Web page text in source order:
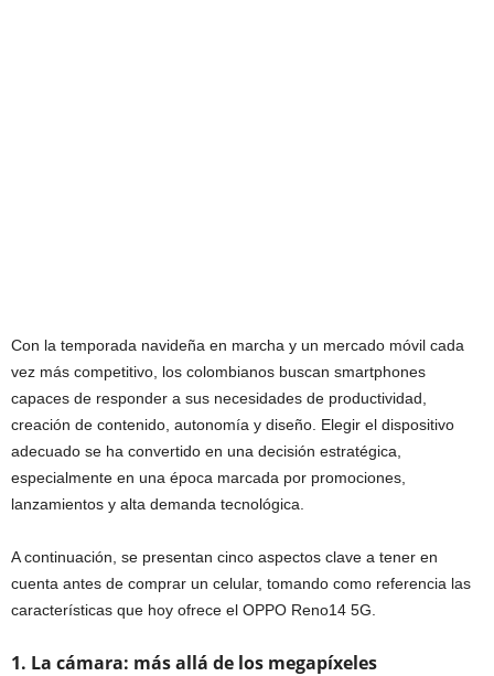
Con la temporada navideña en marcha y un mercado móvil cada
vez más competitivo, los colombianos buscan smartphones
capaces de responder a sus necesidades de productividad,
creación de contenido, autonomía y diseño. Elegir el dispositivo
adecuado se ha convertido en una decisión estratégica,
especialmente en una época marcada por promociones,
lanzamientos y alta demanda tecnológica.
A continuación, se presentan cinco aspectos clave a tener en
cuenta antes de comprar un celular, tomando como referencia las
características que hoy ofrece el OPPO Reno14 5G.
1. La cámara: más allá de los megapíxeles